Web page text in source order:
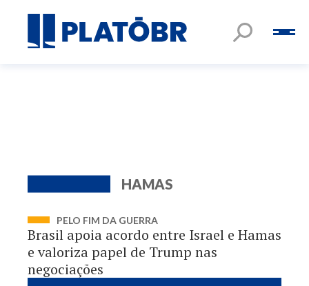
HAMAS
PELO FIM DA GUERRA
Brasil apoia acordo entre Israel e Hamas
e valoriza papel de Trump nas
negociações